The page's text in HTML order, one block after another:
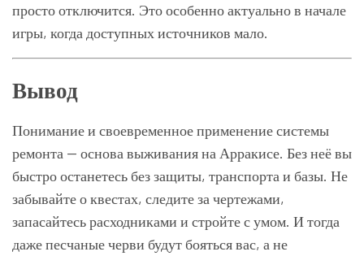
просто отключится. Это особенно актуально в начале
игры, когда доступных источников мало.
Вывод
Понимание и своевременное применение системы
ремонта — основа выживания на Арракисе. Без неё вы
быстро останетесь без защиты, транспорта и базы. Не
забывайте о квестах, следите за чертежами,
запасайтесь расходниками и стройте с умом. И тогда
даже песчаные черви будут бояться вас, а не